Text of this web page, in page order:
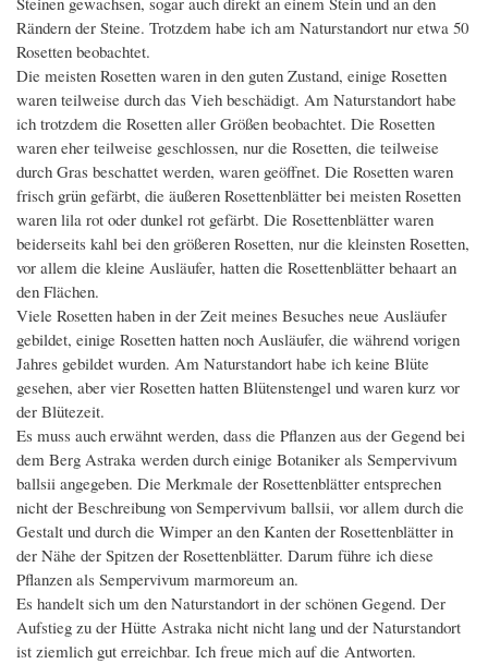
Rändern der Steine. Trotzdem habe ich am Naturstandort nur etwa 50
Rosetten beobachtet.
Die meisten Rosetten waren in den guten Zustand, einige Rosetten
waren teilweise durch das Vieh beschädigt. Am Naturstandort habe
ich trotzdem die Rosetten aller Größen beobachtet. Die Rosetten
waren eher teilweise geschlossen, nur die Rosetten, die teilweise
durch Gras beschattet werden, waren geöffnet. Die Rosetten waren
frisch grün gefärbt, die äußeren Rosettenblätter bei meisten Rosetten
waren lila rot oder dunkel rot gefärbt. Die Rosettenblätter waren
beiderseits kahl bei den größeren Rosetten, nur die kleinsten Rosetten,
vor allem die kleine Ausläufer, hatten die Rosettenblätter behaart an
den Flächen.
Viele Rosetten haben in der Zeit meines Besuches neue Ausläufer
gebildet, einige Rosetten hatten noch Ausläufer, die während vorigen
Jahres gebildet wurden. Am Naturstandort habe ich keine Blüte
gesehen, aber vier Rosetten hatten Blütenstengel und waren kurz vor
der Blütezeit.
Es muss auch erwähnt werden, dass die Pflanzen aus der Gegend bei
dem Berg Astraka werden durch einige Botaniker als Sempervivum
ballsii angegeben. Die Merkmale der Rosettenblätter entsprechen
nicht der Beschreibung von Sempervivum ballsii, vor allem durch die
Gestalt und durch die Wimper an den Kanten der Rosettenblätter in
der Nähe der Spitzen der Rosettenblätter. Darum führe ich diese
Pflanzen als Sempervivum marmoreum an.
Es handelt sich um den Naturstandort in der schönen Gegend. Der
Aufstieg zu der Hütte Astraka nicht nicht lang und der Naturstandort
ist ziemlich gut erreichbar. Ich freue mich auf die Antworten.